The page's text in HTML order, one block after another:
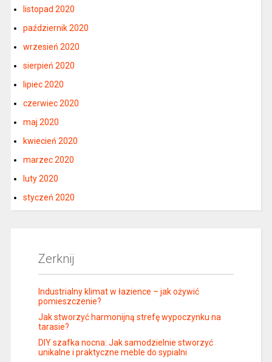
listopad 2020
październik 2020
wrzesień 2020
sierpień 2020
lipiec 2020
czerwiec 2020
maj 2020
kwiecień 2020
marzec 2020
luty 2020
styczeń 2020
Zerknij
Industrialny klimat w łazience – jak ożywić
pomieszczenie?
Jak stworzyć harmonijną strefę wypoczynku na
tarasie?
DIY szafka nocna: Jak samodzielnie stworzyć
unikalne i praktyczne meble do sypialni